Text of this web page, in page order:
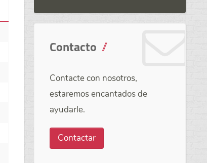
Contacto
Contacte con nosotros,
estaremos encantados de
ayudarle.
Contactar